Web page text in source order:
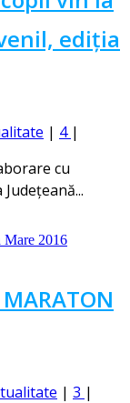
ediția
| 4 |
cu
| 3 |